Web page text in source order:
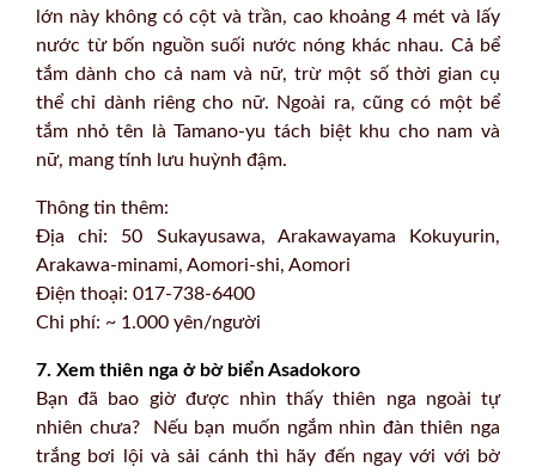
lớn này không có cột và trần, cao khoảng 4 mét và lấy
nước từ bốn nguồn suối nước nóng khác nhau. Cả bể
tắm dành cho cả nam và nữ, trừ một số thời gian cụ
thể chỉ dành riêng cho nữ. Ngoài ra, cũng có một bể
tắm nhỏ tên là Tamano-yu tách biệt khu cho nam và
nữ, mang tính lưu huỳnh đậm.
Thông tin thêm:
Địa chỉ: 50 Sukayusawa, Arakawayama Kokuyurin,
Arakawa-minami, Aomori-shi, Aomori
Điện thoại: 017-738-6400
Chi phí: ~ 1.000 yên/người
7. Xem thiên nga ở bờ biển Asadokoro
Bạn đã bao giờ được nhìn thấy thiên nga ngoài tự
nhiên chưa? Nếu bạn muốn ngắm nhìn đàn thiên nga
trắng bơi lội và sải cánh thì hãy đến ngay với với bờ